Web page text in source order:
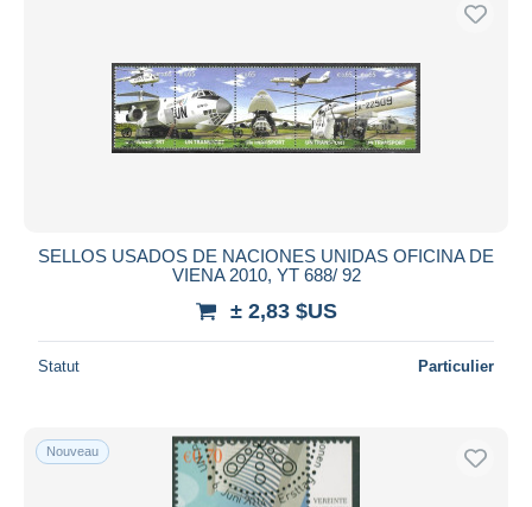
Méthodes de paiement
PayPal
Virement bancaire
Bancontact
Monde entier
SELLOS USADOS DE NACIONES UNIDAS OFICINA DE
VIENA 2010, YT 688/ 92
± 2,83 $US
Statut Particulier
Nouveau